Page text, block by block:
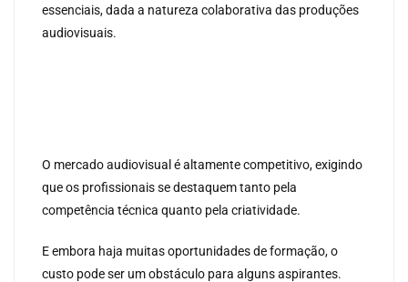
essenciais, dada a natureza colaborativa das produções
audiovisuais.
O mercado audiovisual é altamente competitivo, exigindo
que os profissionais se destaquem tanto pela
competência técnica quanto pela criatividade.
E embora haja muitas oportunidades de formação, o
custo pode ser um obstáculo para alguns aspirantes.